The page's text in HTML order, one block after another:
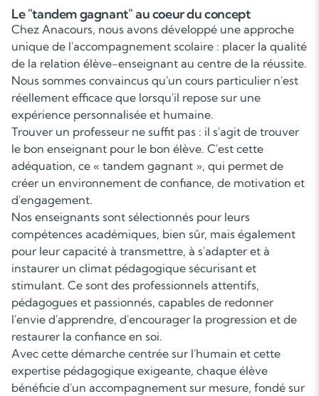
Le "tandem gagnant" au coeur du concept
Chez Anacours, nous avons développé une approche
unique de l'accompagnement scolaire : placer la qualité
de la relation élève-enseignant au centre de la réussite.
Nous sommes convaincus qu'un cours particulier n'est
réellement efficace que lorsqu'il repose sur une
expérience personnalisée et humaine.
Trouver un professeur ne suffit pas : il s'agit de trouver
le bon enseignant pour le bon élève. C'est cette
adéquation, ce « tandem gagnant », qui permet de
créer un environnement de confiance, de motivation et
d'engagement.
Nos enseignants sont sélectionnés pour leurs
compétences académiques, bien sûr, mais également
pour leur capacité à transmettre, à s'adapter et à
instaurer un climat pédagogique sécurisant et
stimulant. Ce sont des professionnels attentifs,
pédagogues et passionnés, capables de redonner
l'envie d'apprendre, d'encourager la progression et de
restaurer la confiance en soi.
Avec cette démarche centrée sur l'humain et cette
expertise pédagogique exigeante, chaque élève
bénéficie d'un accompagnement sur mesure, fondé sur